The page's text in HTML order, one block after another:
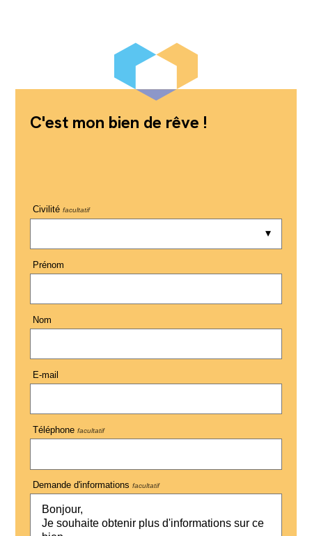
C'est mon bien de rêve !
Civilité facultatif
Prénom
Nom
E-mail
Téléphone facultatif
Demande d'informations facultatif